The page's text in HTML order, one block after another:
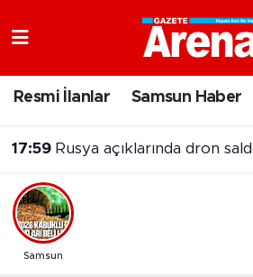
Resmi İlanlar Samsun Haber
17:59 Rusya açıklarında dron saldırısı: Yaralı
Samsun
Samsun Namaz Vakitleri
Trafik Durumu
Süper Lig Puan Durumu ve